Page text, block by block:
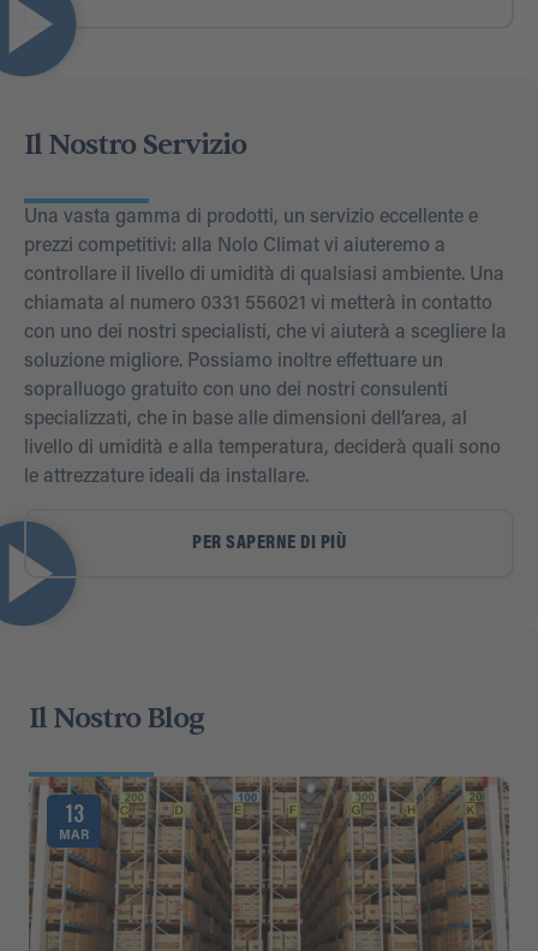
Il Nostro Servizio
Una vasta gamma di prodotti, un servizio eccellente e
prezzi competitivi: alla Nolo Climat vi aiuteremo a
controllare il livello di umidità di qualsiasi ambiente. Una
chiamata al numero 0331 556021 vi metterà in contatto
con uno dei nostri specialisti, che vi aiuterà a scegliere la
soluzione migliore. Possiamo inoltre effettuare un
sopralluogo gratuito con uno dei nostri consulenti
specializzati, che in base alle dimensioni dell’area, al
livello di umidità e alla temperatura, deciderà quali sono
le attrezzature ideali da installare.
PER SAPERNE DI PIÙ
Il Nostro Blog
13
MAR